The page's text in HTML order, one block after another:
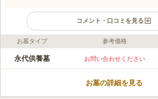
コメント・口コミを見る
ライフドット編集部のコメント
圓福寺は千葉県千葉市にある臨済宗の寺院
もらうことができます。 合祀後も、圓福寺
お墓タイプ 参考価格
永代供養墓 お問い合わせください
お墓の詳細を見る